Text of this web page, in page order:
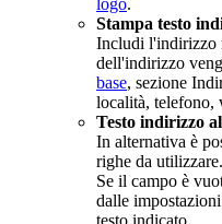
Stampa testo
Includi l'indirizzo
dell'indirizzo
base, sezione
località, telefono,
Testo indirizzo
In alternativa è
righe da utilizzare.
Se il campo è
dalle
testo indicato.